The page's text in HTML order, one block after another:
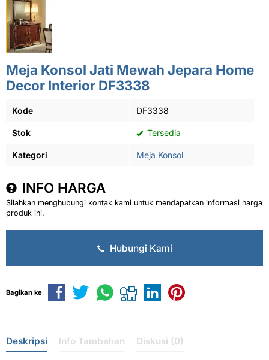
Meja Konsol Jati Mewah Jepara Home
Decor Interior DF3338
Kode DF3338
Stok Tersedia
Kategori Meja Konsol
INFO HARGA
Silahkan menghubungi kontak kami untuk mendapatkan informasi harga
produk ini.
Hubungi Kami
Bagikan ke
Deskripsi Info Tambahan Diskusi (0)